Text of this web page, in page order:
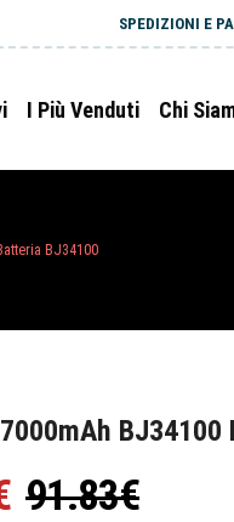
SPEDIZIONI E
I Più Venduti Chi
BJ34100
BJ34100
91.83€